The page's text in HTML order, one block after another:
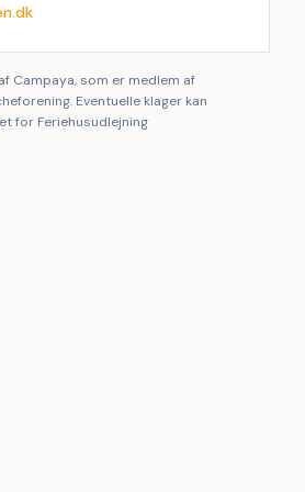
Campaya, som er medlem af
Eventuelle klager kan
for Feriehusudlejning